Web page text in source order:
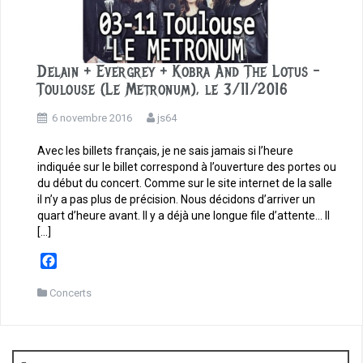
Delain + Evergrey + Kobra And The Lotus –
Toulouse (Le Metronum), le 3/11/2016
6 novembre 2016 js64
Avec les billets français, je ne sais jamais si l’heure
indiquée sur le billet correspond à l’ouverture des portes ou
du début du concert. Comme sur le site internet de la salle
il n’y a pas plus de précision. Nous décidons d’arriver un
quart d’heure avant. Il y a déjà une longue file d’attente… Il
[…]
c
Concerts